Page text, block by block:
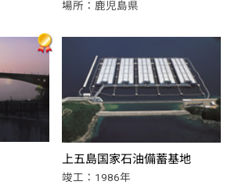
場所：鹿児島県
上五島国家石油備蓄基地
竣工：1986年